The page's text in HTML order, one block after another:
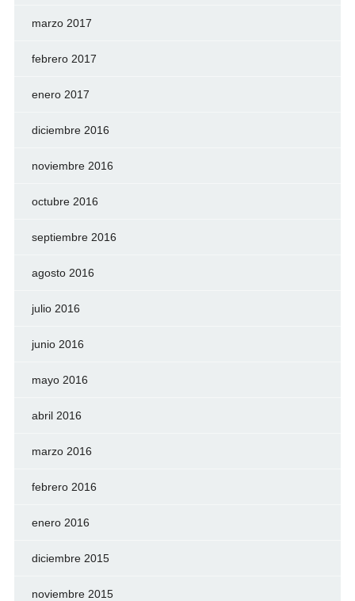
marzo 2017
febrero 2017
enero 2017
diciembre 2016
noviembre 2016
octubre 2016
septiembre 2016
agosto 2016
julio 2016
junio 2016
mayo 2016
abril 2016
marzo 2016
febrero 2016
enero 2016
diciembre 2015
noviembre 2015